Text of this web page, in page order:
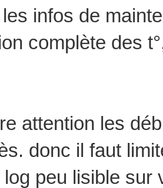
infos de
complète des
attention les
donc il faut
peu lisible sur